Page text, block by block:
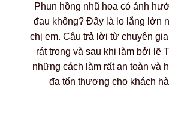
Phun hồng nhũ hoa có ảnh
đau không? Đây là lo lắng lớn
chị em. Câu trả lời từ chuyên
rát trong và sau khi làm bởi lẽ
những cách làm rất an toàn và
đa tổn thương cho khách